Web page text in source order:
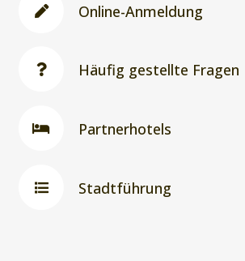
Online-Anmeldung
Häufig gestellte Fragen
Partnerhotels
Stadtführung